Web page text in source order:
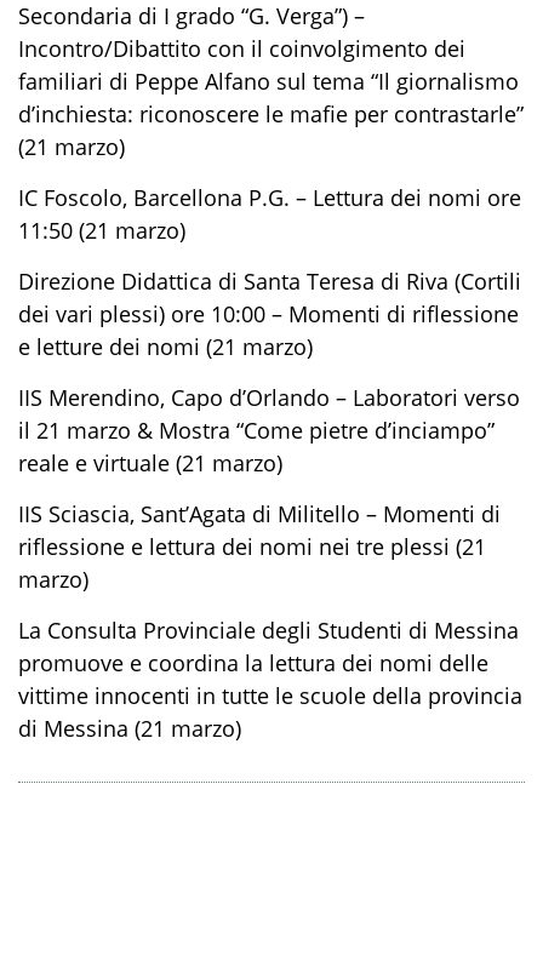
Secondaria di I grado “G. Verga”) –
Incontro/Dibattito con il coinvolgimento dei
familiari di Peppe Alfano sul tema “Il giornalismo
d’inchiesta: riconoscere le mafie per contrastarle”
(21 marzo)
IC Foscolo, Barcellona P.G. – Lettura dei nomi ore
11:50 (21 marzo)
Direzione Didattica di Santa Teresa di Riva (Cortili
dei vari plessi) ore 10:00 – Momenti di riflessione
e letture dei nomi (21 marzo)
IIS Merendino, Capo d’Orlando – Laboratori verso
il 21 marzo & Mostra “Come pietre d’inciampo”
reale e virtuale (21 marzo)
IIS Sciascia, Sant’Agata di Militello – Momenti di
riflessione e lettura dei nomi nei tre plessi (21
marzo)
La Consulta Provinciale degli Studenti di Messina
promuove e coordina la lettura dei nomi delle
vittime innocenti in tutte le scuole della provincia
di Messina (21 marzo)